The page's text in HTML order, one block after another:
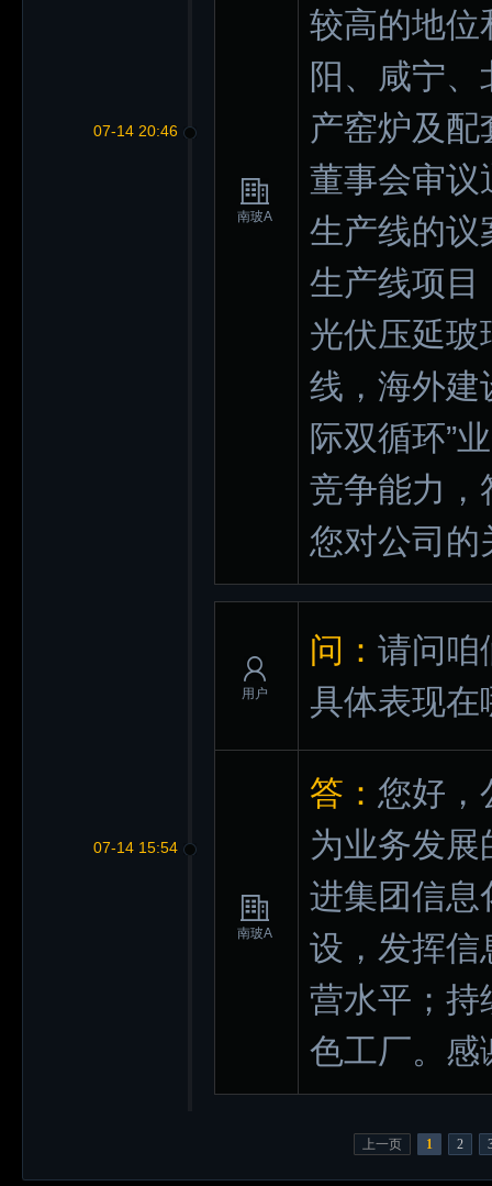
07-14 20:46
南玻A
较高的地位
阳、咸宁
产窑炉及
董事会审议
生产线的议
生产线项目
光伏压延玻
线，海外建
际双循环”
竞争能力，
您对公司的
07-14 15:54
用户
问： 请问咱
具体表现在
南玻A
答： 您好，
为业务发
进集团信息
设，发挥信
营水平；持
色工厂。感
上一页 1 2